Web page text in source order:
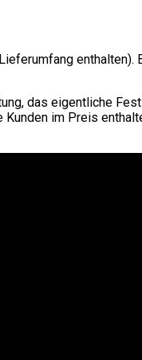
enthalten).
das eigentliche
im Preis